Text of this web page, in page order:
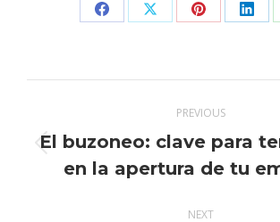
Share
Facebook
Share
X
Share
Pinterest
navigation
PREVIOUS
Previous
post:
El buzoneo: clave para
en la apertura de tu
NEXT